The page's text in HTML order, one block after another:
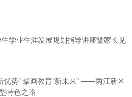
学业生涯发展规划指导讲座暨家长见
优势” 擘画教育“新未来” ——两江新区
特色之路